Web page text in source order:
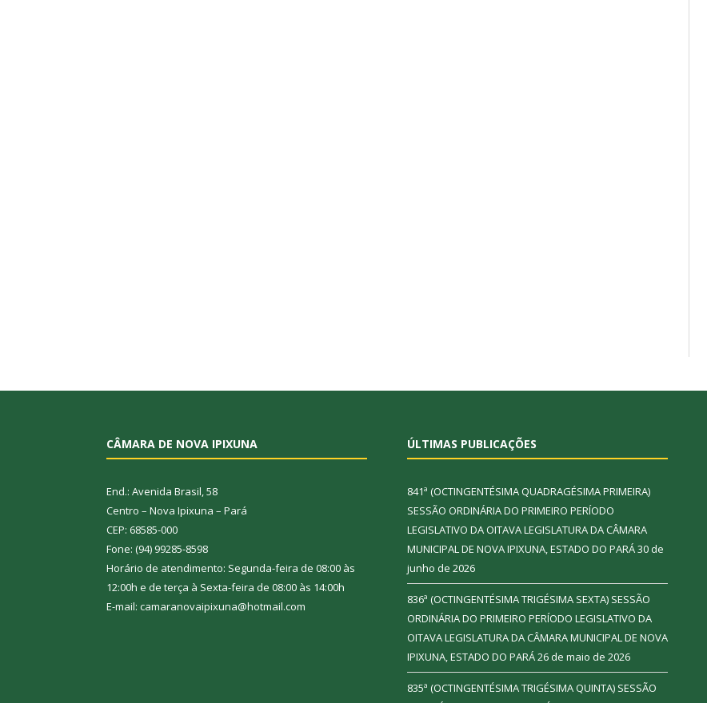
CÂMARA DE NOVA IPIXUNA
End.: Avenida Brasil, 58
Centro – Nova Ipixuna – Pará
CEP: 68585-000
Fone: (94) 99285-8598
Horário de atendimento: Segunda-feira de 08:00 às
12:00h e de terça à Sexta-feira de 08:00 às 14:00h
E-mail: camaranovaipixuna@hotmail.com
ÚLTIMAS PUBLICAÇÕES
841ª (OCTINGENTÉSIMA QUADRAGÉSIMA PRIMEIRA)
SESSÃO ORDINÁRIA DO PRIMEIRO PERÍODO
LEGISLATIVO DA OITAVA LEGISLATURA DA CÂMARA
MUNICIPAL DE NOVA IPIXUNA, ESTADO DO PARÁ30 de
junho de 2026
836ª (OCTINGENTÉSIMA TRIGÉSIMA SEXTA) SESSÃO
ORDINÁRIA DO PRIMEIRO PERÍODO LEGISLATIVO DA
OITAVA LEGISLATURA DA CÂMARA MUNICIPAL DE NOVA
IPIXUNA, ESTADO DO PARÁ26 de maio de 2026
835ª (OCTINGENTÉSIMA TRIGÉSIMA QUINTA) SESSÃO